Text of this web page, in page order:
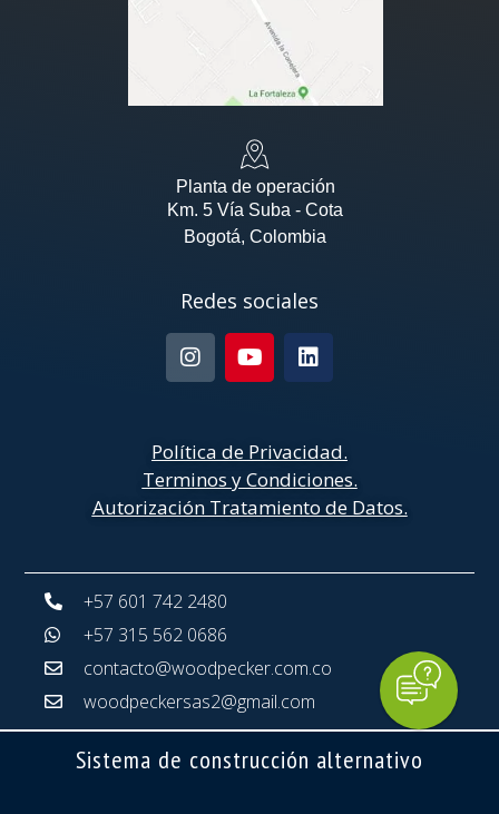
Planta de operación
Km. 5 Vía Suba - Cota
Bogotá, Colombia
Redes sociales
Política de Privacidad.
Terminos y Condiciones.
Autorización Tratamiento de Datos.
+57 601 742 2480
+57 315 562 0686
contacto@woodpecker.com.co
woodpeckersas2@gmail.com
Sistema de construcción alternativo